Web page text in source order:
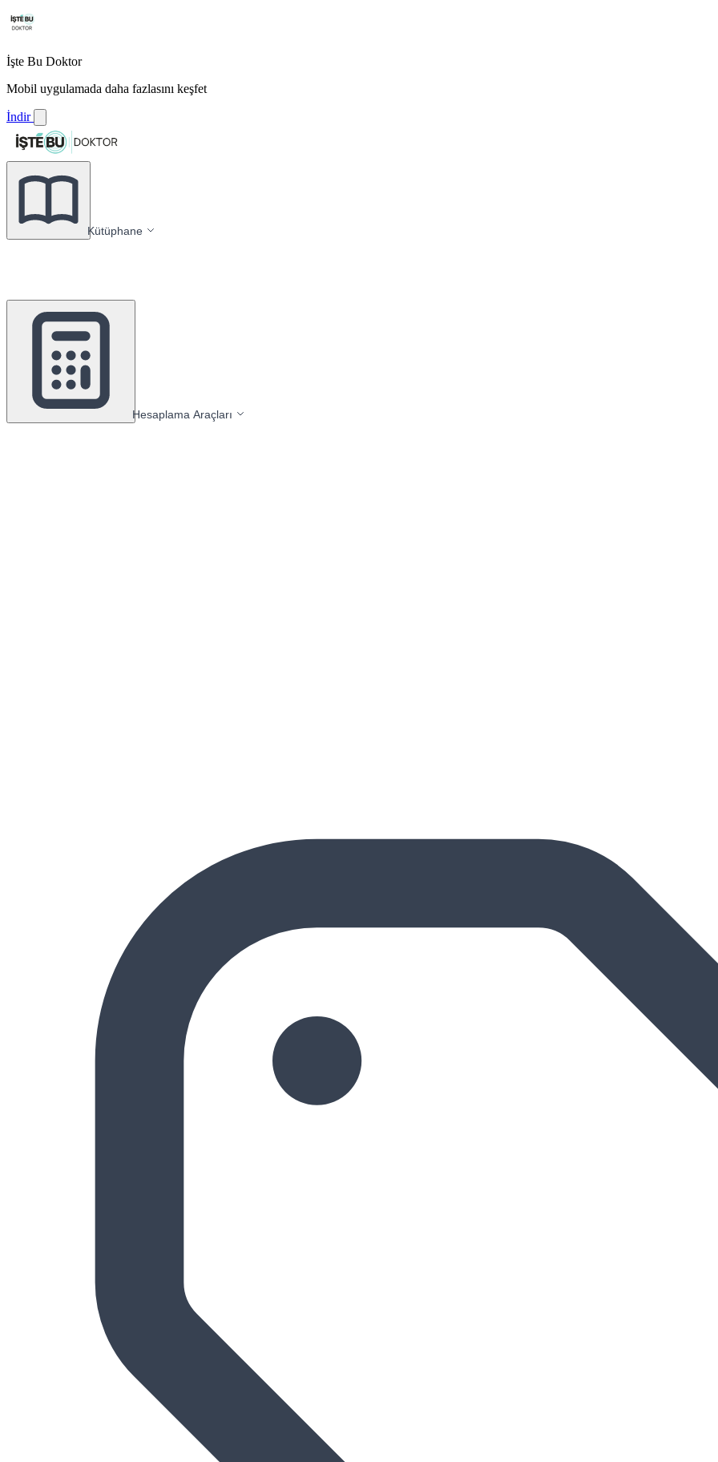
İşte Bu Doktor
Mobil uygulamada daha fazlasını keşfet
İndir
Kütüphane
Hesaplama Araçları